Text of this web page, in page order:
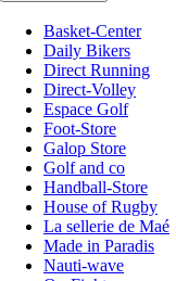
Basket-Center
Daily Bikers
Direct Running
Direct-Volley
Espace Golf
Foot-Store
Galop Store
Golf and co
Handball-Store
House of Rugby
La sellerie de Maé
Made in Paradis
Nauti-wave